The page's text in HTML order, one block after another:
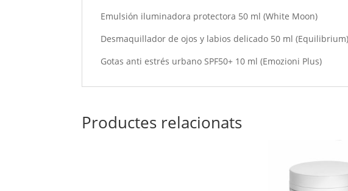
Emulsión iluminadora protectora 50 ml (White Moon)
Desmaquillador de ojos y labios delicado 50 ml (Equilibrium)
Gotas anti estrés urbano SPF50+ 10 ml (Emozioni Plus)
Productes relacionats